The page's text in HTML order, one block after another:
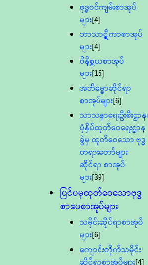
ဗုဒ္ဓဝင်ကျမ်းစာအုပ်
များ[4]
ဘာသာဋီကာစာအုပ်
များ[4]
ဝိနိစ္ဆယစာအုပ်
များ[15]
အဘိဓမ္မာဆိုင်ရာ
စာအုပ်များ[6]
သာသနာရေးဦးစီးဌာန၊
ပုံနှိပ်ထုတ်ဝေရေးဌာန
ခွဲမှ ထုတ်ဝေသော ဗုဒ္ဓ
တရားတော်များ
ဆိုင်ရာ စာအုပ်
များ[39]
ပြင်ပမှထုတ်ဝေသောဗုဒ္ဓ
စာပေစာအုပ်များ
သမိုင်းဆိုင်ရာစာအုပ်
များ[6]
ကျောင်းတိုက်သမိုင်း
ဆိုင်ရာစာအုပ်များ[4]